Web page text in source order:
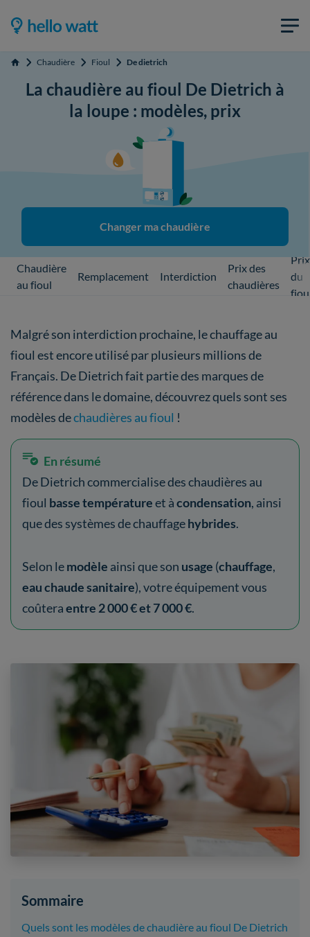
Accueil Chaudière Fioul De dietrich
La chaudière au fioul De Dietrich à
la loupe : modèles, prix
Changer ma chaudière
Chaudière
au fioul
Remplacement Interdiction
Prix des
chaudières
Prix
du
Malgré son interdiction prochaine, le chauffage au
fioul est encore utilisé par plusieurs millions de
Français. De Dietrich fait partie des marques de
référence dans le domaine, découvrez quels sont ses
modèles dechaudières au fioul !
En résumé
De Dietrich commercialise des chaudières au
fioul basse températureet àcondensation, ainsi
que des systèmes de chauffagehybrides.
Selon lemodèle ainsi que son usage (chauffage,
eau chaude sanitaire), votre équipement vous
coûteraentre 2 000 € et 7 000 €.
Sommaire
Quels sont les modèles de chaudière au fioul De Dietrich